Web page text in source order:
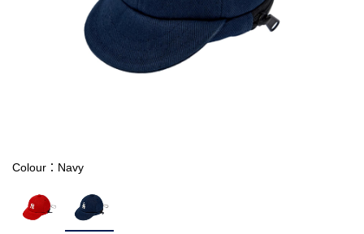
Colour：Navy